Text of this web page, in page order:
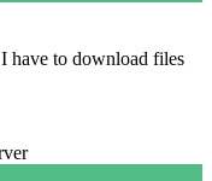
have to download files